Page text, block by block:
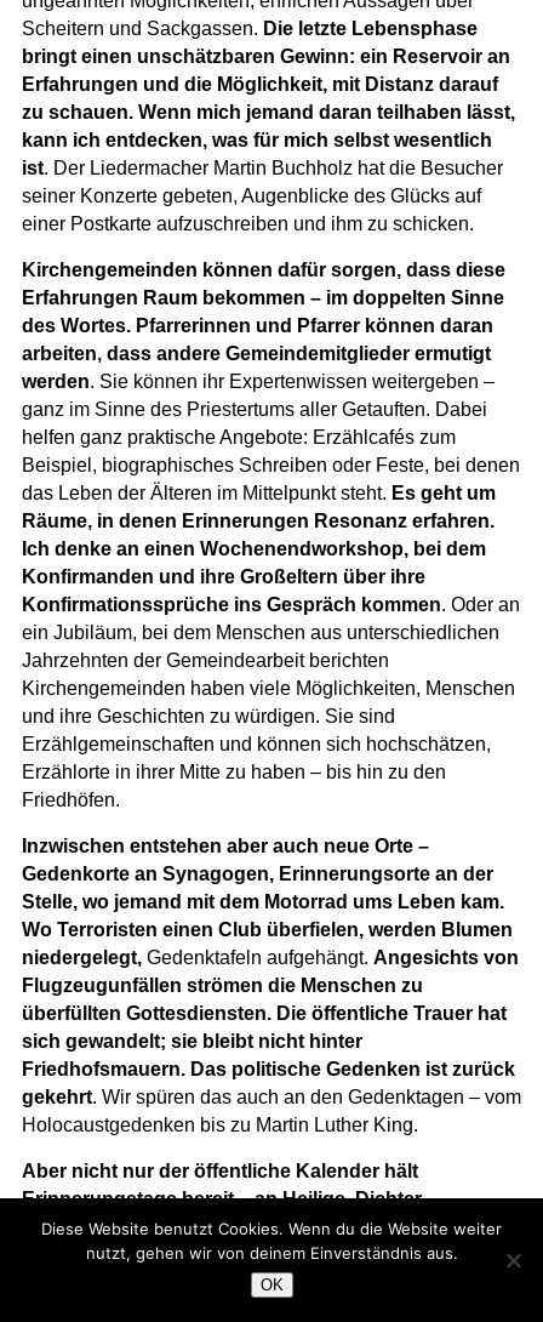
Scheitern und Sackgassen. Die letzte Lebensphase
bringt einen unschätzbaren Gewinn: ein Reservoir an
Erfahrungen und die Möglichkeit, mit Distanz darauf
zu schauen. Wenn mich jemand daran teilhaben lässt,
kann ich entdecken, was für mich selbst wesentlich
ist. Der Liedermacher Martin Buchholz hat die Besucher
seiner Konzerte gebeten, Augenblicke des Glücks auf
einer Postkarte aufzuschreiben und ihm zu schicken.
Kirchengemeinden können dafür sorgen, dass diese
Erfahrungen Raum bekommen – im doppelten Sinne
des Wortes. Pfarrerinnen und Pfarrer können daran
arbeiten, dass andere Gemeindemitglieder ermutigt
werden. Sie können ihr Expertenwissen weitergeben –
ganz im Sinne des Priestertums aller Getauften. Dabei
helfen ganz praktische Angebote: Erzählcafés zum
Beispiel, biographisches Schreiben oder Feste, bei denen
das Leben der Älteren im Mittelpunkt steht. Es geht um
Räume, in denen Erinnerungen Resonanz erfahren.
Ich denke an einen Wochenendworkshop, bei dem
Konfirmanden und ihre Großeltern über ihre
Konfirmationssprüche ins Gespräch kommen. Oder an
ein Jubiläum, bei dem Menschen aus unterschiedlichen
Jahrzehnten der Gemeindearbeit berichten
Kirchengemeinden haben viele Möglichkeiten, Menschen
und ihre Geschichten zu würdigen. Sie sind
Erzählgemeinschaften und können sich hochschätzen,
Erzählorte in ihrer Mitte zu haben – bis hin zu den
Friedhöfen.
Inzwischen entstehen aber auch neue Orte –
Gedenkorte an Synagogen, Erinnerungsorte an der
Stelle, wo jemand mit dem Motorrad ums Leben kam.
Wo Terroristen einen Club überfielen, werden Blumen
niedergelegt, Gedenktafeln aufgehängt. Angesichts von
Flugzeugunfällen strömen die Menschen zu
überfüllten Gottesdiensten. Die öffentliche Trauer hat
sich gewandelt; sie bleibt nicht hinter
Friedhofsmauern. Das politische Gedenken ist zurück
gekehrt. Wir spüren das auch an den Gedenktagen – vom
Holocaustgedenken bis zu Martin Luther King.
Aber nicht nur der öffentliche Kalender hält
Erinnerungstage bereit – an Heilige, Dichter,
historische Gestalten. Auch unsere persönlichen
Kalender halten diese Momente des Gedenkens
Die Geburts- und Sterbedaten unserer Eltern, von
Diese Website benutzt Cookies. Wenn du die Website weiter
nutzt, gehen wir von deinem Einverständnis aus.
OK